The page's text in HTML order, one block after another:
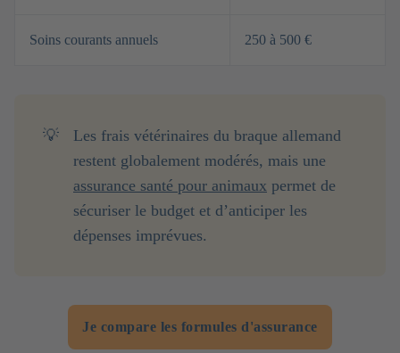
Soins courants annuels 250 à 500 €
💡
Les frais vétérinaires du braque allemand
restent globalement modérés, mais une
assurance santé pour animaux permet de
sécuriser le budget et d’anticiper les
dépenses imprévues.
Je compare les formules d'assurance